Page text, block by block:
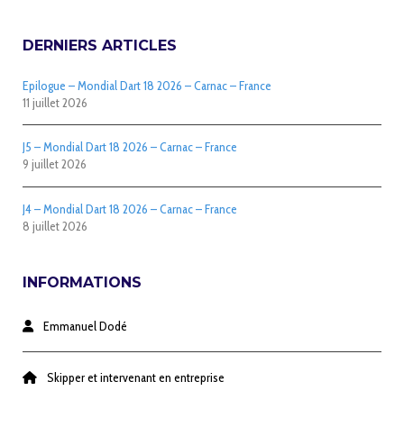
DERNIERS ARTICLES
Epilogue – Mondial Dart 18 2026 – Carnac – France
11 juillet 2026
J5 – Mondial Dart 18 2026 – Carnac – France
9 juillet 2026
J4 – Mondial Dart 18 2026 – Carnac – France
8 juillet 2026
INFORMATIONS
Emmanuel Dodé
Skipper et intervenant en entreprise